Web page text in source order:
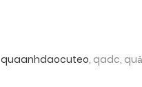
quaanhdaocuteo, qadc,